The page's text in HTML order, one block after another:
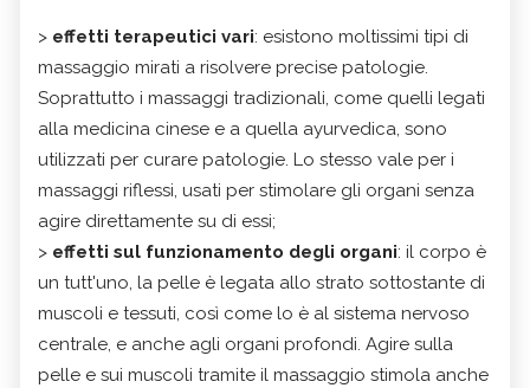
> effetti terapeutici vari: esistono moltissimi tipi di
massaggio mirati a risolvere precise patologie.
Soprattutto i massaggi tradizionali, come quelli legati
alla medicina cinese e a quella ayurvedica, sono
utilizzati per curare patologie. Lo stesso vale per i
massaggi riflessi, usati per stimolare gli organi senza
agire direttamente su di essi;
> effetti sul funzionamento degli organi: il corpo è
un tutt'uno, la pelle è legata allo strato sottostante di
muscoli e tessuti, così come lo è al sistema nervoso
centrale, e anche agli organi profondi. Agire sulla
pelle e sui muscoli tramite il massaggio stimola anche